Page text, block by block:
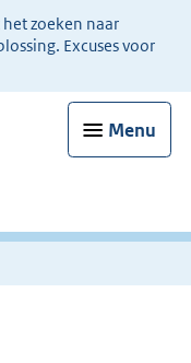
zoeken naar
Excuses voor
Menu